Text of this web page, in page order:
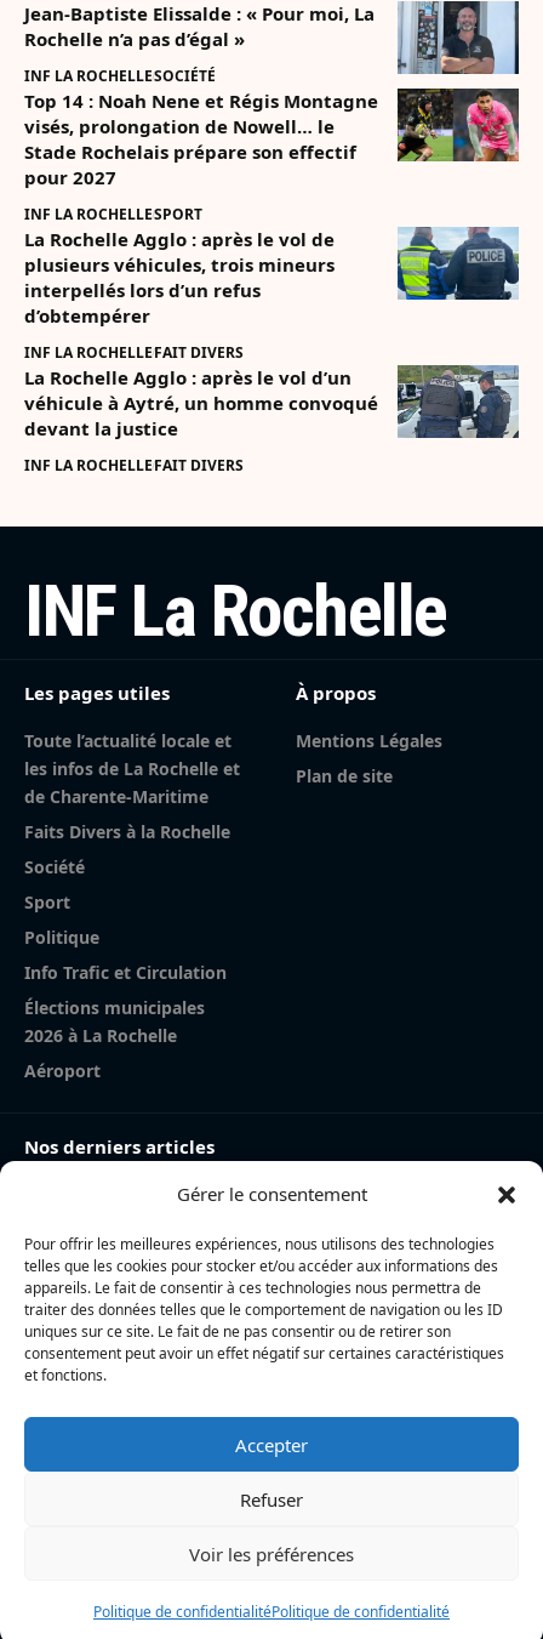
Gérer le consentement
Pour offrir les meilleures expériences, nous utilisons des technologies
telles que les cookies pour stocker et/ou accéder aux informations des
appareils. Le fait de consentir à ces technologies nous permettra de
traiter des données telles que le comportement de navigation ou les ID
uniques sur ce site. Le fait de ne pas consentir ou de retirer son
consentement peut avoir un effet négatif sur certaines caractéristiques
et fonctions.
Accepter
Refuser
Voir les préférences
Politique de confidentialitéPolitique de confidentialité
Jean-Baptiste Elissalde : « Pour moi, La
Rochelle n’a pas d’égal »
INF LA ROCHELLESOCIÉTÉ
Top 14 : Noah Nene et Régis Montagne
visés, prolongation de Nowell… le
Stade Rochelais prépare son effectif
pour 2027
INF LA ROCHELLESPORT
La Rochelle Agglo : après le vol de
plusieurs véhicules, trois mineurs
interpellés lors d’un refus
d’obtempérer
INF LA ROCHELLEFAIT DIVERS
La Rochelle Agglo : après le vol d’un
véhicule à Aytré, un homme convoqué
devant la justice
INF LA ROCHELLEFAIT DIVERS
INF La Rochelle
Les pages utiles
Toute l’actualité locale et
les infos de La Rochelle et
de Charente-Maritime
Faits Divers à la Rochelle
Société
Sport
Politique
Info Trafic et Circulation
Élections municipales
2026 à La Rochelle
Aéroport
À propos
Mentions Légales
Plan de site
Nos derniers articles
Jean-Baptiste Elissalde : « Pour moi, La Rochelle n’a pas
Top 14 : Noah Nene et Régis Montagne visés,
prolongation de Nowell… le Stade Rochelais prépare son
effectif pour 2027
La Rochelle Agglo : après le vol de plusieurs véhicules,
trois mineurs interpellés lors d’un refus d’obtempérer
L’actualité locale en continu à La Rochelle et en Charente-